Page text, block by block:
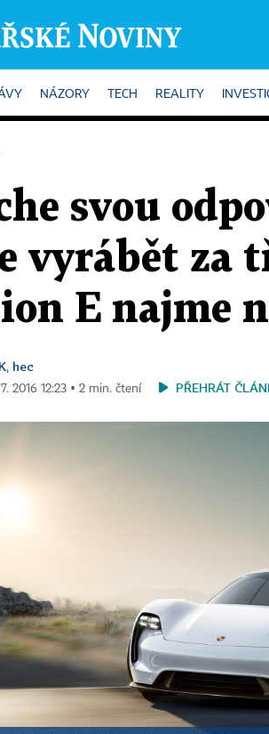
NÁZORY TECH REALITY
svou
vyrábět za
E najme
, hec
2016 12:23 ▪ 2 min. čtení PŘEHRÁT